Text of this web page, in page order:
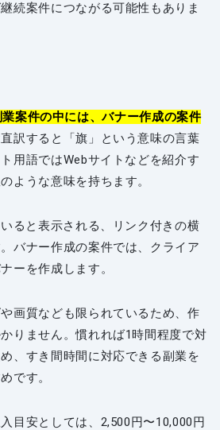
続案件につながる可能性もありま
案件の中には、バナー作成の案件
訳すると「旗」という意味の言葉
用語ではWebサイトなどを紹介す
ような意味を持ちます。
ると表示される、リンク付きの横
バナー作成の案件では、クライア
ーを作成します。
画質なども限られているため、作
りません。慣れれば1時間程度で対
、すき間時間に対応できる副業を
です。
目安としては、2,500円〜10,000円